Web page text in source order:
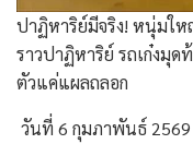
ปาฏิหาริย์มีจริง! หนุ่มใ
ราวปาฏิหาริย์ รถเก๋งมุด
ตัวแค่แผลถลอก
วันที่ 6 กุมภาพันธ์ 2569